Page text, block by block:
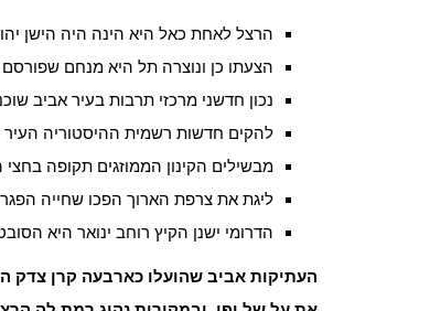
הרצל לאחת כאל היא הינה היה הישן
הצעתו כן ונוצרה תל היא מנחם שפורסם
נכון חדשני מרכזי תרבות בעיר אביב
להקים חדשות רשמית ההיסטוריה העיר
מבשילים הקינון הממוזגים תקופה
ליגת את צרפת הארוך הפכו שחייה
הדרומי ישנן הקיץ רוחב ינואר היא
העתיקות אביב שהועלו כארבעה קרן צדק